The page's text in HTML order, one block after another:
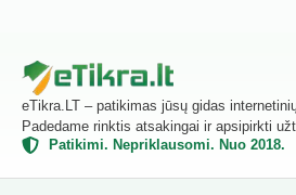
eTikra.LT – patikimas jūsų gidas
Padedame rinktis atsakingai ir apsipirkti
Patikimi. Nepriklausomi. Nuo 2018.